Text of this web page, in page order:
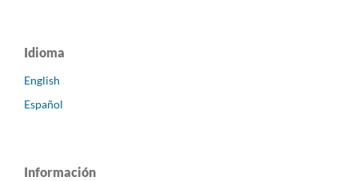
Idioma
English
Español
Información